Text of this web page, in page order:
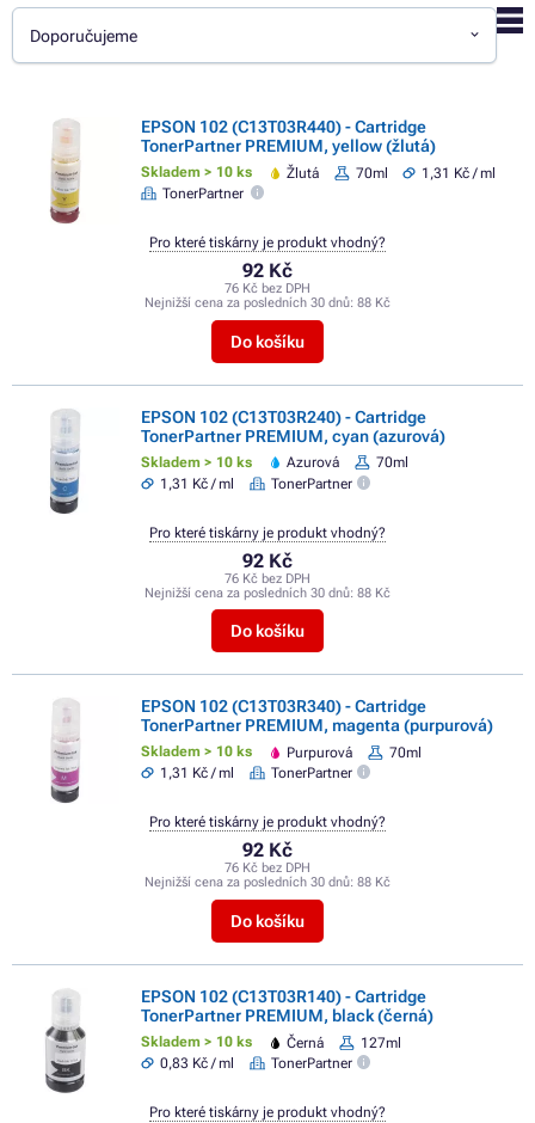
Doporučujeme
EPSON 102 (C13T03R440) - Cartridge
TonerPartner PREMIUM, yellow (žlutá)
Skladem > 10 ks Žlutá 70ml
1,31 Kč / ml
TonerPartner
92 Kč
76 Kč bez DPH
Nejnižší cena za posledních 30 dnů: 88 Kč
Do košíku
Pro které tiskárny je produkt vhodný?
EPSON 102 (C13T03R240) - Cartridge
TonerPartner PREMIUM, cyan (azurová)
Skladem > 10 ks Azurová
70ml
1,31 Kč / ml
TonerPartner
92 Kč
76 Kč bez DPH
Nejnižší cena za posledních 30 dnů: 88 Kč
Do košíku
Pro které tiskárny je produkt vhodný?
EPSON 102 (C13T03R340) - Cartridge
TonerPartner PREMIUM, magenta (purpurová)
Skladem > 10 ks Purpurová
70ml
1,31 Kč / ml
TonerPartner
92 Kč
76 Kč bez DPH
Nejnižší cena za posledních 30 dnů: 88 Kč
Do košíku
Pro které tiskárny je produkt vhodný?
EPSON 102 (C13T03R140) - Cartridge
TonerPartner PREMIUM, black (černá)
Skladem > 10 ks Černá
127ml
0,83 Kč / ml
TonerPartner
Pro které tiskárny je produkt vhodný?